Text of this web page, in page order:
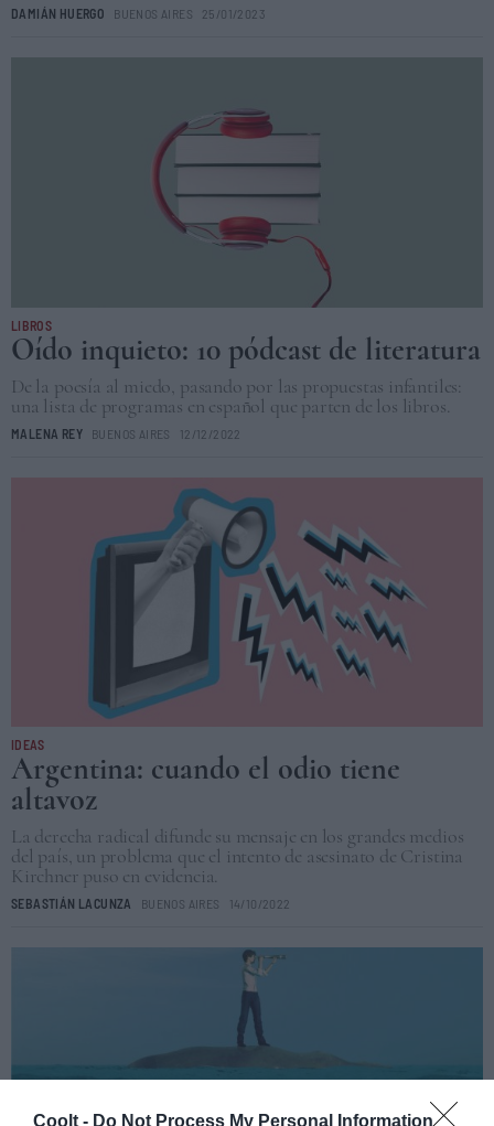
Coolt - Do Not Process My Personal Information
DAMIÁN HUERGO BUENOS AIRES 25/01/2023
LIBROS
Oído inquieto: 10 pódcast de literatura
De la poesía al miedo, pasando por las propuestas infantiles:
una lista de programas en español que parten de los libros.
MALENA REY BUENOS AIRES 12/12/2022
IDEAS
Argentina: cuando el odio tiene
altavoz
La derecha radical difunde su mensaje en los grandes medios
del país, un problema que el intento de asesinato de Cristina
Kirchner puso en evidencia.
SEBASTIÁN LACUNZA BUENOS AIRES 14/10/2022